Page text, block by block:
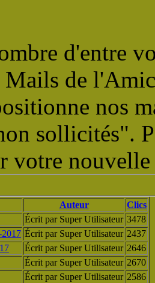
d'entre
de
nos
sollicités".
votre nouvelle
Auteur
Clics
Écrit par Super Utilisateur 3478
Écrit par Super Utilisateur 2437
Écrit par Super Utilisateur 2646
Écrit par Super Utilisateur 2670
Écrit par Super Utilisateur 2586